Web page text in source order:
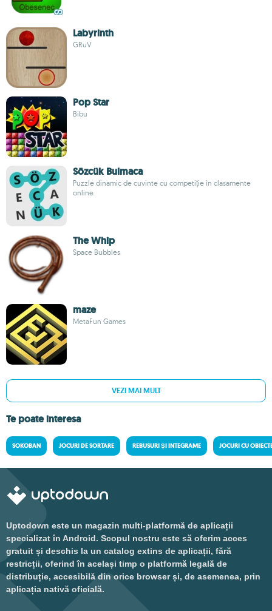
Labyrinth
GRuV
Pop Star
Bibu
Sözcük Bulmaca
Puzzle dinamic de cuvinte cu competiție în clasamente
online
The Whip
Space Bubbles
maze
MetaFun Games
VEZI MAI MULT
Te poate interesa
SOKOBAN JOCURI DE SORTARE REBUSURI ȘI INTEGRAME JOCURI CU
Uptodown este un magazin multi-platformă de aplicații
specializat în Android. Scopul nostru este să oferim acces
gratuit și deschis la un catalog extins de aplicații, fără
restricții, oferind în același timp o platformă legală de
distribuție, accesibilă din orice browser și, de asemenea, prin
aplicația nativă oficială.